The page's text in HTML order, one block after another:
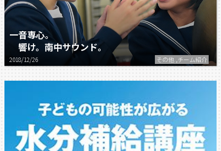
一音専心。
響け。南中サウンド。
2018/12/26 その他 ,チーム紹介